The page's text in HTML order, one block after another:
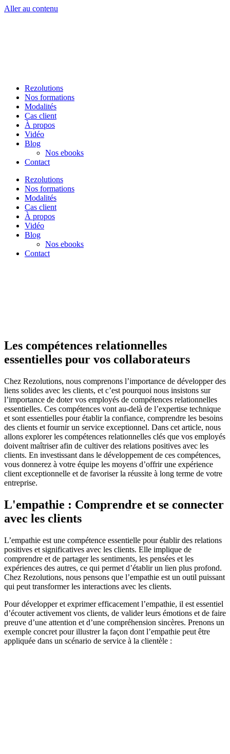
Aller au contenu
Rezolutions
Nos formations
Modalités
Cas client
À propos
Vidéo
Blog
Nos ebooks
Contact
Rezolutions
Nos formations
Modalités
Cas client
À propos
Vidéo
Blog
Nos ebooks
Contact
Les compétences relationnelles
essentielles pour vos collaborateurs
Chez Rezolutions, nous comprenons l’importance de développer des
liens solides avec les clients, et c’est pourquoi nous insistons sur
l’importance de doter vos employés de compétences relationnelles
essentielles. Ces compétences vont au-delà de l’expertise technique
et sont essentielles pour établir la confiance, comprendre les besoins
des clients et fournir un service exceptionnel. Dans cet article, nous
allons explorer les compétences relationnelles clés que vos employés
doivent maîtriser afin de cultiver des relations positives avec les
clients. En investissant dans le développement de ces compétences,
vous donnerez à votre équipe les moyens d’offrir une expérience
client exceptionnelle et de favoriser la réussite à long terme de votre
entreprise.
L'empathie : Comprendre et se connecter
avec les clients
L’empathie est une compétence essentielle pour établir des relations
positives et significatives avec les clients. Elle implique de
comprendre et de partager les sentiments, les pensées et les
expériences des autres, ce qui permet d’établir un lien plus profond.
Chez Rezolutions, nous pensons que l’empathie est un outil puissant
qui peut transformer les interactions avec les clients.
Pour développer et exprimer efficacement l’empathie, il est essentiel
d’écouter activement vos clients, de valider leurs émotions et de faire
preuve d’une attention et d’une compréhension sincères. Prenons un
exemple concret pour illustrer la façon dont l’empathie peut être
appliquée dans un scénario de service à la clientèle :